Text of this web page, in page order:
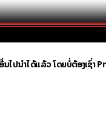
ໄປນຳໄດ້ແລ້ວ ໂດຍບໍ່ຕ້ອງເຊົ່າ